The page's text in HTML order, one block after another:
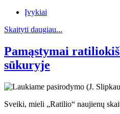
Įvykiai
Skaityti daugiau...
Pamąstymai
sūkuryje
Sveiki, mieli „Ratilio“ naujienų